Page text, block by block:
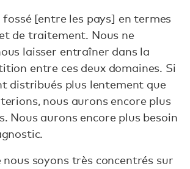
fossé [entre les pays] en termes
de traitement. Nous ne
laisser entraîner dans la
entre ces deux domaines. Si
distribués plus lentement que
nous aurons encore plus
Nous aurons encore plus besoin
nous soyons très concentrés sur